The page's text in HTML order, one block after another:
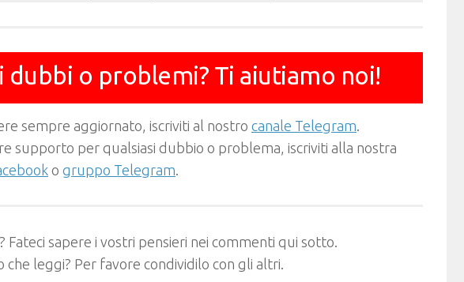
dubbi o problemi? Ti aiutiamo noi!
sempre aggiornato, iscriviti al nostro canale Telegram
supporto per qualsiasi dubbio o problema, iscriviti alla nostra
o gruppo Telegram
Fateci sapere i vostri pensieri nei commenti qui sotto.
che leggi? Per favore condividilo con gli altri.